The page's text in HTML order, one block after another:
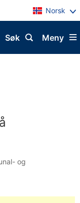
Norsk
Meny
Søk
og